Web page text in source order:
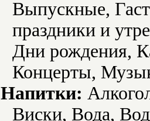
Выпускные,
праздники и
Дни рождения,
Концерты,
Напитки:
Виски, Вода,